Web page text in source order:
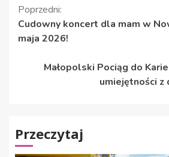
Kontynuuj
czytanie
Poprzedni:
Cudowny koncert dla mam w
maja 2026!
Małopolski Pociąg do
umiejętności z
Przeczytaj